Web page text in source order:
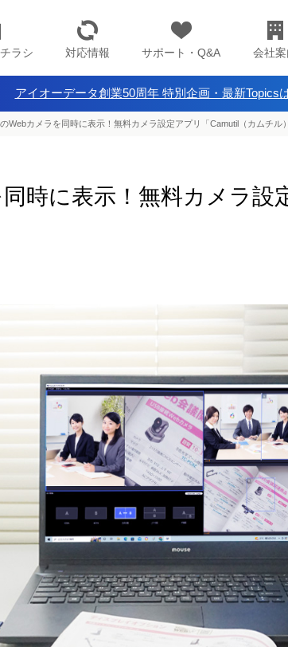
ラシ 対応情報 サポート・Q&A 会社案
アイオーデータ創業50周年 特別企画・最新Topics
Webカメラを同時に表示！無料カメラ設定アプリ「Camutil（カムチル）
時に表示！無料カメラ設